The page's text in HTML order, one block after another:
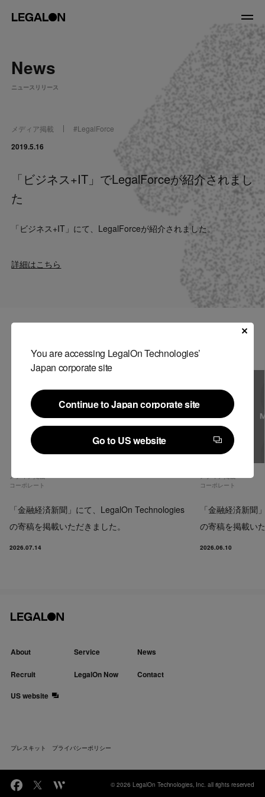
About
Service
News
You are accessing LegalOn Technologies’
Japan corporate site
Continue to Japan corporate site
Continue to Japan corporate site
Go to US website
Go to US website
News
ニュースリリース
メディア掲載 #LegalForce
2019.5.16
「ビジネス+IT」でLegalForceが紹介されまし
た
「ビジネス+IT」にて、LegalForceが紹介されました。
詳細はこちら
メディア掲載
コーポレート
「金融経済新聞」にて、LegalOn Technologies
の寄稿を掲載いただきました。
2026.07.14
コーポレート
「金融経済新聞
の寄稿を掲載い
2026.06.10
About Service News
Recruit LegalOn Now
Contact
US website
プレスキット プライバシーポリシー
© 2026 LegalOn Technologies, Inc. all rights reserved